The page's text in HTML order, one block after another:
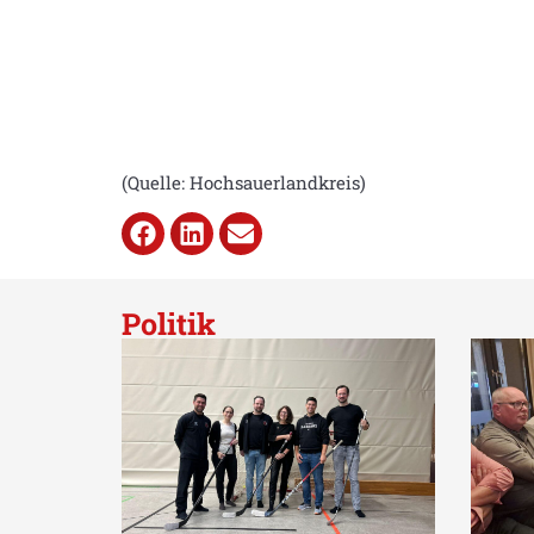
(Quelle: Hochsauerlandkreis)
Politik